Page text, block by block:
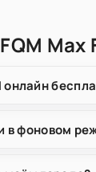
Max
онлайн
в фоновом